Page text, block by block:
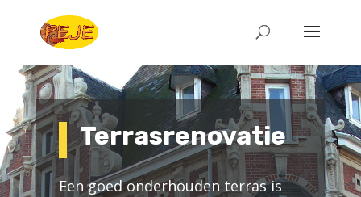
Terrasrenovatie
Een goed onderhouden terras is